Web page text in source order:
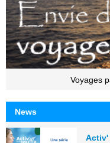
Voyages
News